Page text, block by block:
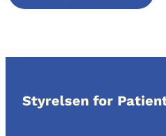
Styrelsen for